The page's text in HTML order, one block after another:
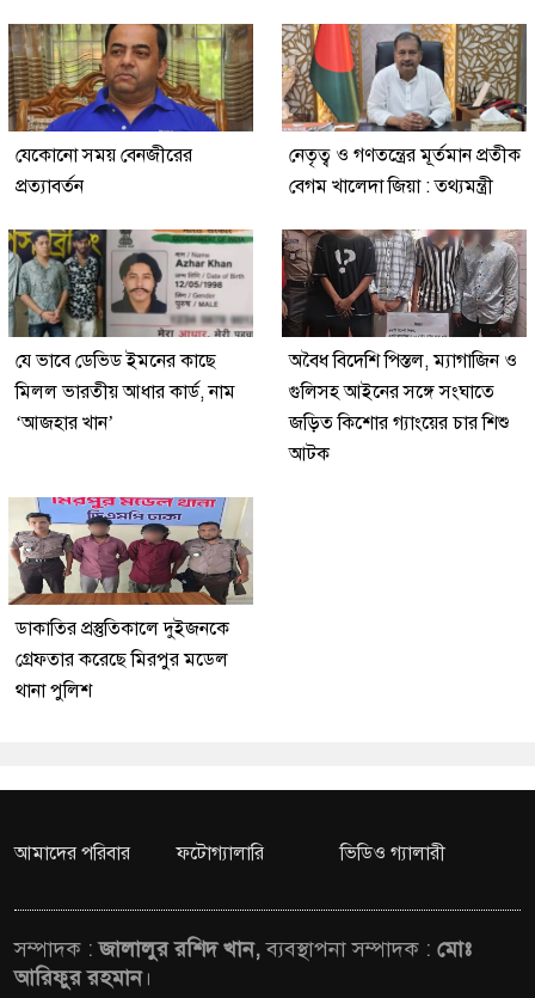
যেকোনো সময় বেনজীরের
প্রত্যাবর্তন
নেতৃত্ব ও গণতন্ত্রের মূর্তমান প্রতীক
বেগম খালেদা জিয়া : তথ্যমন্ত্রী
যে ভাবে ডেভিড ইমনের কাছে
মিলল ভারতীয় আধার কার্ড, নাম
‘আজহার খান’
অবৈধ বিদেশি পিস্তল, ম্যাগাজিন ও
গুলিসহ আইনের সঙ্গে সংঘাতে
জড়িত কিশোর গ্যাংয়ের চার শিশু
আটক
ডাকাতির প্রস্তুতিকালে দুইজনকে
গ্রেফতার করেছে মিরপুর মডেল
থানা পুলিশ
আমাদের পরিবার ফটোগ্যালারি ভিডিও গ্যালারী
সম্পাদক :জালালুর রশিদ খান,ব্যবস্থাপনা সম্পাদক : মোঃ
আরিফুর রহমান।